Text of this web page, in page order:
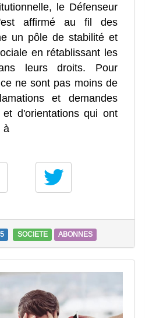
le Défenseur
affirmé au fil des
un pôle de stabilité et
en rétablissant les
leurs droits. Pour
ne sont pas moins de
et demandes
et d'orientations qui ont
à
SOCIETE ABONNES